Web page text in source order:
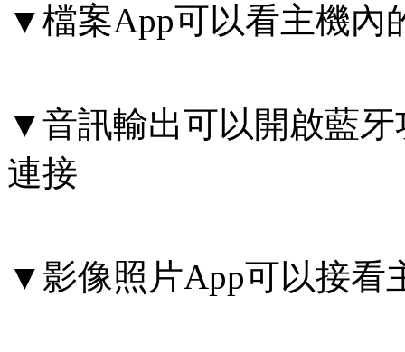
▼檔案App可以看主機內
▼音訊輸出可以開啟藍
連接
▼影像照片App可以接看